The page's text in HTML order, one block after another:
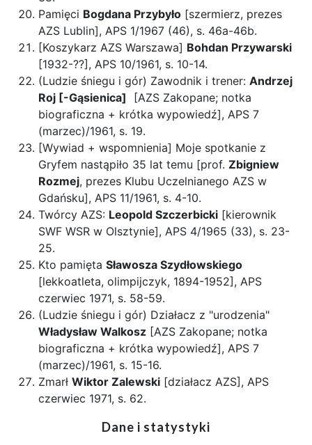
Pamięci Bogdana Przybyło [szermierz, prezes
AZS Lublin], APS 1/1967 (46), s. 46a-46b.
[Koszykarz AZS Warszawa] Bohdan Przywarski
[1932-??], APS 10/1961, s. 10-14.
(Ludzie śniegu i gór) Zawodnik i trener: Andrzej
Roj [-Gąsienica] [AZS Zakopane; notka
biograficzna + krótka wypowiedź], APS 7
(marzec)/1961, s. 19.
[Wywiad + wspomnienia] Moje spotkanie z
Gryfem nastąpiło 35 lat temu [prof. Zbigniew
Rozmej, prezes Klubu Uczelnianego AZS w
Gdańsku], APS 11/1961, s. 4-10.
Twórcy AZS: Leopold Szczerbicki [kierownik
SWF WSR w Olsztynie], APS 4/1965 (33), s. 23-
25.
Kto pamięta Sławosza Szydłowskiego
[lekkoatleta, olimpijczyk, 1894-1952], APS
czerwiec 1971, s. 58-59.
(Ludzie śniegu i gór) Działacz z "urodzenia"
Władysław Walkosz [AZS Zakopane; notka
biograficzna + krótka wypowiedź], APS 7
(marzec)/1961, s. 15-16.
Zmarł Wiktor Zalewski [działacz AZS], APS
czerwiec 1971, s. 62.
Dane i statystyki